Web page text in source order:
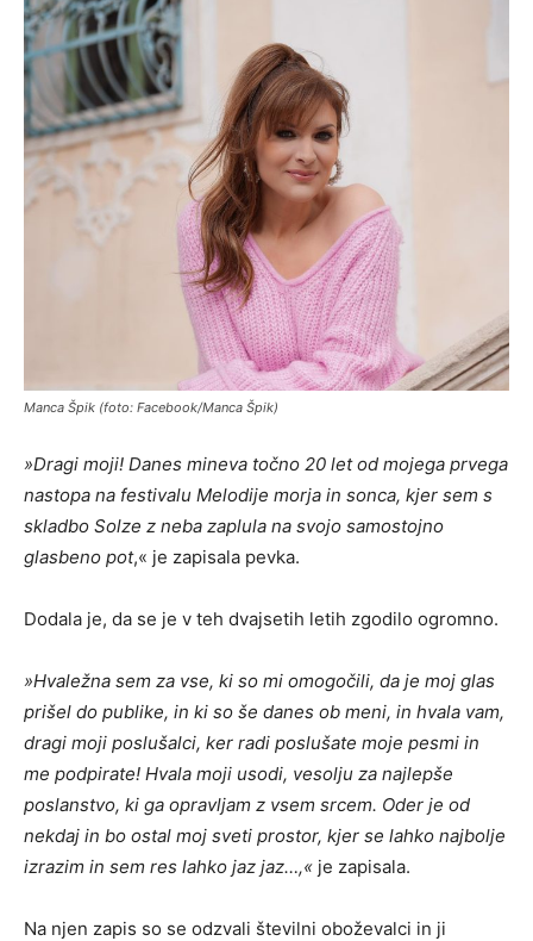
Manca Špik (foto: Facebook/Manca Špik)
»Dragi moji! Danes mineva točno 20 let od mojega prvega
nastopa na festivalu Melodije morja in sonca, kjer sem s
skladbo Solze z neba zaplula na svojo samostojno
glasbeno pot,« je zapisala pevka.
Dodala je, da se je v teh dvajsetih letih zgodilo ogromno.
»Hvaležna sem za vse, ki so mi omogočili, da je moj glas
prišel do publike, in ki so še danes ob meni, in hvala vam,
dragi moji poslušalci, ker radi poslušate moje pesmi in
me podpirate! Hvala moji usodi, vesolju za najlepše
poslanstvo, ki ga opravljam z vsem srcem. Oder je od
nekdaj in bo ostal moj sveti prostor, kjer se lahko najbolje
izrazim in sem res lahko jaz jaz…,« je zapisala.
Na njen zapis so se odzvali številni oboževalci in ji